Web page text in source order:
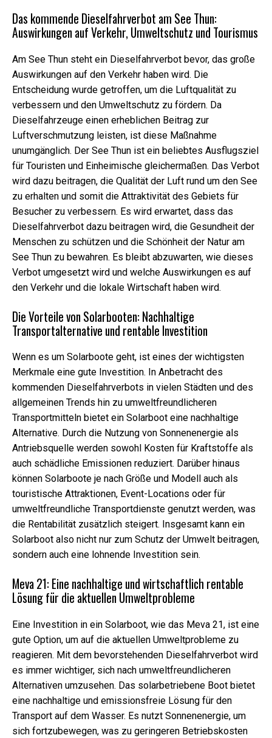
Das kommende Dieselfahrverbot am See Thun:
Auswirkungen auf Verkehr, Umweltschutz und Tourismus
Am See Thun steht ein Dieselfahrverbot bevor, das große
Auswirkungen auf den Verkehr haben wird. Die
Entscheidung wurde getroffen, um die Luftqualität zu
verbessern und den Umweltschutz zu fördern. Da
Dieselfahrzeuge einen erheblichen Beitrag zur
Luftverschmutzung leisten, ist diese Maßnahme
unumgänglich. Der See Thun ist ein beliebtes Ausflugsziel
für Touristen und Einheimische gleichermaßen. Das Verbot
wird dazu beitragen, die Qualität der Luft rund um den See
zu erhalten und somit die Attraktivität des Gebiets für
Besucher zu verbessern. Es wird erwartet, dass das
Dieselfahrverbot dazu beitragen wird, die Gesundheit der
Menschen zu schützen und die Schönheit der Natur am
See Thun zu bewahren. Es bleibt abzuwarten, wie dieses
Verbot umgesetzt wird und welche Auswirkungen es auf
den Verkehr und die lokale Wirtschaft haben wird.
Die Vorteile von Solarbooten: Nachhaltige
Transportalternative und rentable Investition
Wenn es um Solarboote geht, ist eines der wichtigsten
Merkmale eine gute Investition. In Anbetracht des
kommenden Dieselfahrverbots in vielen Städten und des
allgemeinen Trends hin zu umweltfreundlicheren
Transportmitteln bietet ein Solarboot eine nachhaltige
Alternative. Durch die Nutzung von Sonnenenergie als
Antriebsquelle werden sowohl Kosten für Kraftstoffe als
auch schädliche Emissionen reduziert. Darüber hinaus
können Solarboote je nach Größe und Modell auch als
touristische Attraktionen, Event-Locations oder für
umweltfreundliche Transportdienste genutzt werden, was
die Rentabilität zusätzlich steigert. Insgesamt kann ein
Solarboot also nicht nur zum Schutz der Umwelt beitragen,
sondern auch eine lohnende Investition sein.
Meva 21: Eine nachhaltige und wirtschaftlich rentable
Lösung für die aktuellen Umweltprobleme
Eine Investition in ein Solarboot, wie das Meva 21, ist eine
gute Option, um auf die aktuellen Umweltprobleme zu
reagieren. Mit dem bevorstehenden Dieselfahrverbot wird
es immer wichtiger, sich nach umweltfreundlicheren
Alternativen umzusehen. Das solarbetriebene Boot bietet
eine nachhaltige und emissionsfreie Lösung für den
Transport auf dem Wasser. Es nutzt Sonnenenergie, um
sich fortzubewegen, was zu geringeren Betriebskosten
erhöhen Sie
die Chance,
Inhalte und
Angebote zu
sehen.